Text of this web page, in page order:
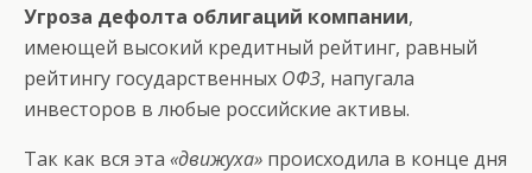
Угроза дефолта облигаций компании,
имеющей высокий кредитный рейтинг, равный
рейтингу государственных ОФЗ, напугала
инвесторов в любые российские активы.
Так как вся эта «движуха» происходила в конце дня